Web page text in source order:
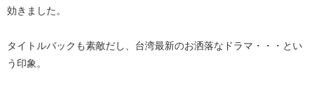
効きました。
タイトルバックも素敵だし、台湾最新のお洒落なドラマ・・・とい
う印象。